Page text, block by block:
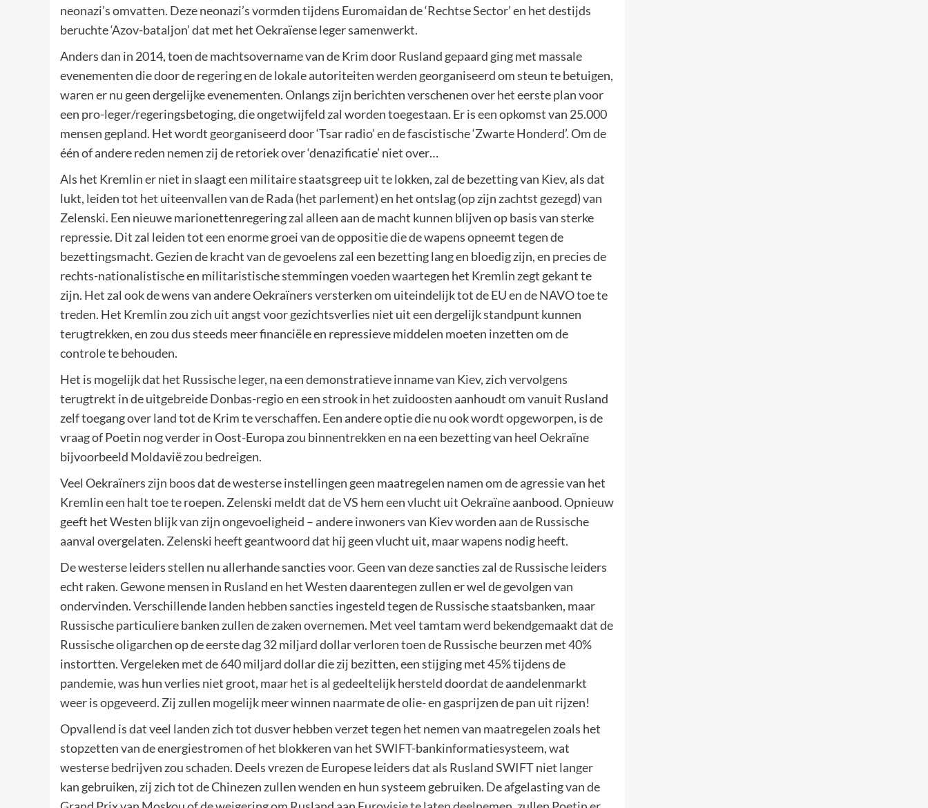
neonazi’s omvatten. Deze neonazi’s vormden tijdens Euromaidan de ‘Rechtse Sector’ en het destijds
beruchte ‘Azov-bataljon’ dat met het Oekraïense leger samenwerkt.
Anders dan in 2014, toen de machtsovername van de Krim door Rusland gepaard ging met massale
evenementen die door de regering en de lokale autoriteiten werden georganiseerd om steun te betuigen,
waren er nu geen dergelijke evenementen. Onlangs zijn berichten verschenen over het eerste plan voor
een pro-leger/regeringsbetoging, die ongetwijfeld zal worden toegestaan. Er is een opkomst van 25.000
mensen gepland. Het wordt georganiseerd door ‘Tsar radio’ en de fascistische ‘Zwarte Honderd’. Om de
één of andere reden nemen zij de retoriek over ‘denazificatie’ niet over…
Als het Kremlin er niet in slaagt een militaire staatsgreep uit te lokken, zal de bezetting van Kiev, als dat
lukt, leiden tot het uiteenvallen van de Rada (het parlement) en het ontslag (op zijn zachtst gezegd) van
Zelenski. Een nieuwe marionettenregering zal alleen aan de macht kunnen blijven op basis van sterke
repressie. Dit zal leiden tot een enorme groei van de oppositie die de wapens opneemt tegen de
bezettingsmacht. Gezien de kracht van de gevoelens zal een bezetting lang en bloedig zijn, en precies de
rechts-nationalistische en militaristische stemmingen voeden waartegen het Kremlin zegt gekant te
zijn. Het zal ook de wens van andere Oekraïners versterken om uiteindelijk tot de EU en de NAVO toe te
treden. Het Kremlin zou zich uit angst voor gezichtsverlies niet uit een dergelijk standpunt kunnen
terugtrekken, en zou dus steeds meer financiële en repressieve middelen moeten inzetten om de
controle te behouden.
Het is mogelijk dat het Russische leger, na een demonstratieve inname van Kiev, zich vervolgens
terugtrekt in de uitgebreide Donbas-regio en een strook in het zuidoosten aanhoudt om vanuit Rusland
zelf toegang over land tot de Krim te verschaffen. Een andere optie die nu ook wordt opgeworpen, is de
vraag of Poetin nog verder in Oost-Europa zou binnentrekken en na een bezetting van heel Oekraïne
bijvoorbeeld Moldavië zou bedreigen.
Veel Oekraïners zijn boos dat de westerse instellingen geen maatregelen namen om de agressie van het
Kremlin een halt toe te roepen. Zelenski meldt dat de VS hem een vlucht uit Oekraïne aanbood. Opnieuw
geeft het Westen blijk van zijn ongevoeligheid – andere inwoners van Kiev worden aan de Russische
aanval overgelaten. Zelenski heeft geantwoord dat hij geen vlucht uit, maar wapens nodig heeft.
De westerse leiders stellen nu allerhande sancties voor. Geen van deze sancties zal de Russische leiders
echt raken. Gewone mensen in Rusland en het Westen daarentegen zullen er wel de gevolgen van
ondervinden. Verschillende landen hebben sancties ingesteld tegen de Russische staatsbanken, maar
Russische particuliere banken zullen de zaken overnemen. Met veel tamtam werd bekendgemaakt dat de
Russische oligarchen op de eerste dag 32 miljard dollar verloren toen de Russische beurzen met 40%
instortten. Vergeleken met de 640 miljard dollar die zij bezitten, een stijging met 45% tijdens de
pandemie, was hun verlies niet groot, maar het is al gedeeltelijk hersteld doordat de aandelenmarkt
weer is opgeveerd. Zij zullen mogelijk meer winnen naarmate de olie- en gasprijzen de pan uit rijzen!
Opvallend is dat veel landen zich tot dusver hebben verzet tegen het nemen van maatregelen zoals het
stopzetten van de energiestromen of het blokkeren van het SWIFT-bankinformatiesysteem, wat
westerse bedrijven zou schaden. Deels vrezen de Europese leiders dat als Rusland SWIFT niet langer
kan gebruiken, zij zich tot de Chinezen zullen wenden en hun systeem gebruiken. De afgelasting van de